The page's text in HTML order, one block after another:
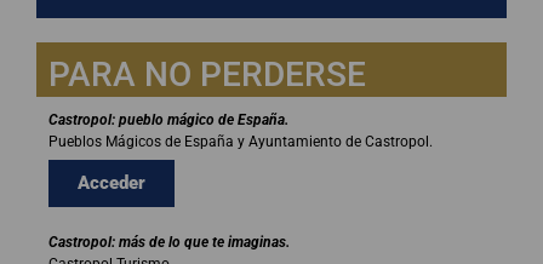
PARA NO PERDERSE
Castropol: pueblo mágico de España.
Pueblos Mágicos de España y Ayuntamiento de Castropol.
Acceder
Castropol: más de lo que te imaginas.